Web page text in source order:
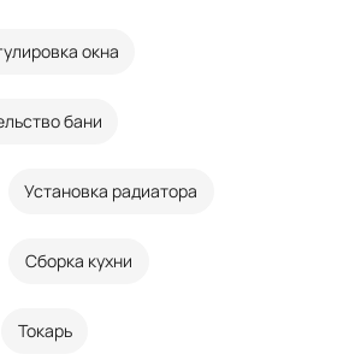
окна
бани
Установка радиатора
Сборка кухни
Токарь